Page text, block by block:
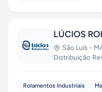
LÚCIOS
São Luís -
Distribuição·
Rolamentos Industriais